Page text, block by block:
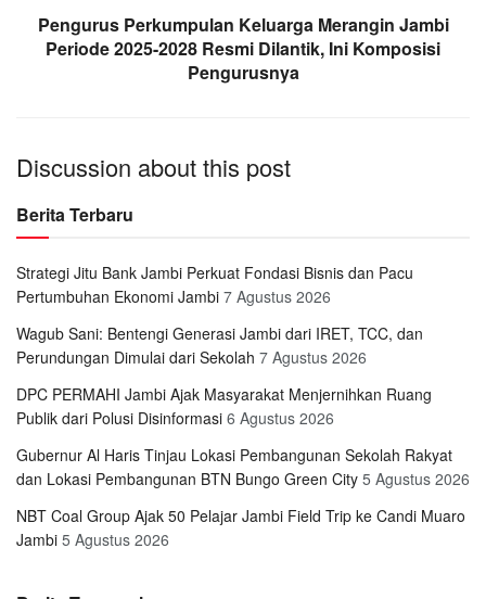
Pengurus Perkumpulan Keluarga Merangin Jambi
Periode 2025-2028 Resmi Dilantik, Ini Komposisi
Pengurusnya
Discussion about this post
Berita Terbaru
Strategi Jitu Bank Jambi Perkuat Fondasi Bisnis dan Pacu
Pertumbuhan Ekonomi Jambi 7 Agustus 2026
Wagub Sani: Bentengi Generasi Jambi dari IRET, TCC, dan
Perundungan Dimulai dari Sekolah 7 Agustus 2026
DPC PERMAHI Jambi Ajak Masyarakat Menjernihkan Ruang
Publik dari Polusi Disinformasi 6 Agustus 2026
Gubernur Al Haris Tinjau Lokasi Pembangunan Sekolah Rakyat
dan Lokasi Pembangunan BTN Bungo Green City 5 Agustus 2026
NBT Coal Group Ajak 50 Pelajar Jambi Field Trip ke Candi Muaro
Jambi 5 Agustus 2026